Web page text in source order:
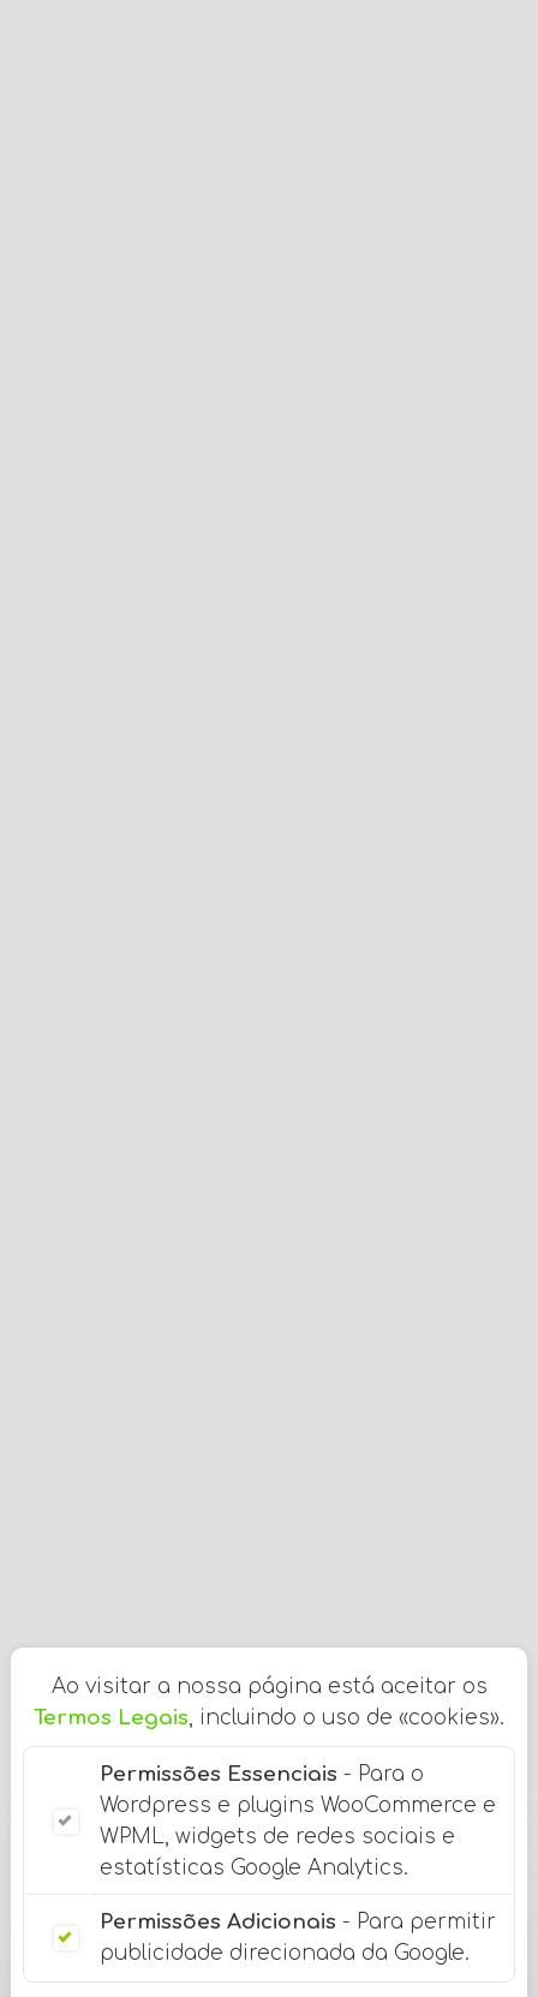
Ao visitar a nossa página está aceitar os
Termos Legais, incluindo o uso de «cookies».
Permissões Essenciais - Para o
Wordpress e plugins WooCommerce e
WPML, widgets de redes sociais e
estatísticas Google Analytics.
Permissões Adicionais - Para permitir
publicidade direcionada da Google.